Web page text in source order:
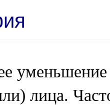
уменьшение
лица.